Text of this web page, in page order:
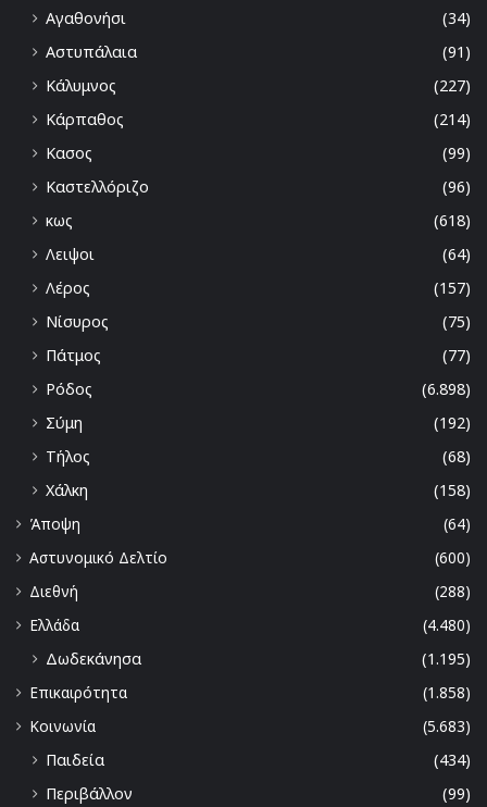
Αγαθονήσι
(34)
Αστυπάλαια
(91)
Κάλυμνος
(227)
Κάρπαθος
(214)
Κασος
(99)
Καστελλόριζο
(96)
κως
(618)
Λειψοι
(64)
Λέρος
(157)
Νίσυρος
(75)
Πάτμος
(77)
Ρόδος
(6.898)
Σύμη
(192)
Τήλος
(68)
Χάλκη
(158)
Άποψη
(64)
Αστυνομικό Δελτίο
(600)
Διεθνή
(288)
Ελλάδα
(4.480)
Δωδεκάνησα
(1.195)
Επικαιρότητα
(1.858)
Κοινωνία
(5.683)
Παιδεία
(434)
Περιβάλλον
(99)